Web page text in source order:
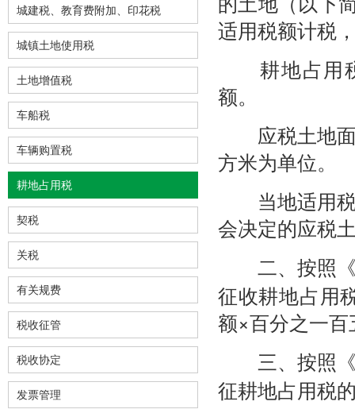
城建税、教育费附加、印花税
城镇土地使用税
土地增值税
车船税
车辆购置税
耕地占用税
契税
关税
有关规费
税收征管
税收协定
发票管理
适用税额计税
耕地占用税
额。
应税土地面
方米为单位。
当地适用税
会决定的应税
二、按照
征收耕地占用
额×百分之一百
三、按照
征耕地占用税